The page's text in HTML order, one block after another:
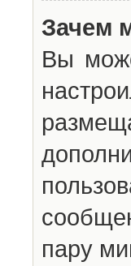
Зачем
Вы
пару